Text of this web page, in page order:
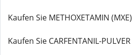
Kaufen Sie METHOXETAMIN (MXE)
Kaufen Sie CARFENTANIL-PULVER